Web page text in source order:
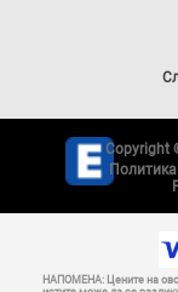
Copyright
НАПОМЕНА: Цените на